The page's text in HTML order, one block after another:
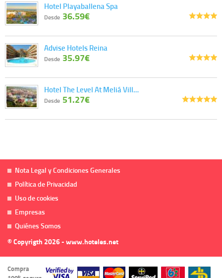
Hotel Playaballena Spa
Desde 36.59€
Advise Hotels Reina
Desde 35.97€
Hotel The Level At Meliá Vill…
Desde 51.27€
Nota Legal y Condiciones Generales
Política de Privacidad
Uso de cookies
Empresas
Quiénes Somos
© Copyrigth 2026 - www.hoteles.net
Compra